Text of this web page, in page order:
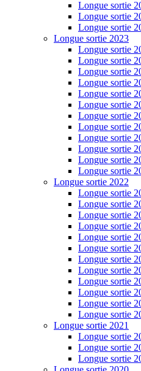
Longue sortie
Longue sortie
Longue sortie
Longue sortie 2023
Longue sortie
Longue sortie
Longue sortie
Longue sortie
Longue sortie
Longue sortie
Longue sortie
Longue sortie
Longue sortie
Longue sortie
Longue sortie
Longue sortie
Longue sortie 2022
Longue sortie
Longue sortie
Longue sortie
Longue sortie
Longue sortie
Longue sortie
Longue sortie
Longue sortie
Longue sortie
Longue sortie
Longue sortie
Longue sortie
Longue sortie 2021
Longue sortie
Longue sortie
Longue sortie